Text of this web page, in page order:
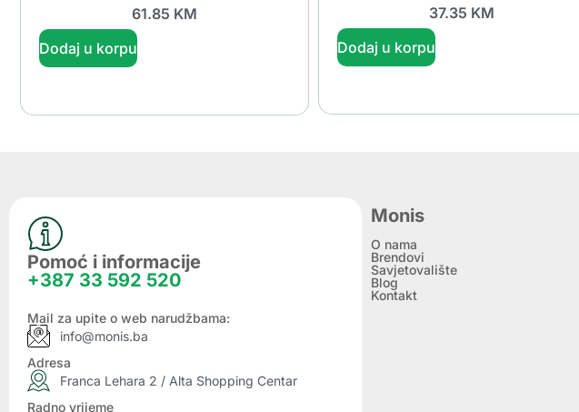
61.85 KM
Dodaj u korpu
37.35 KM
Dodaj u korpu
Pomoć i informacije
+387 33 592 520
Mail za upite o web narudžbama:
info@monis.ba
Adresa
Franca Lehara 2 / Alta Shopping Centar
Radno vrijeme
Monis
O nama
Brendovi
Savjetovalište
Blog
Kontakt